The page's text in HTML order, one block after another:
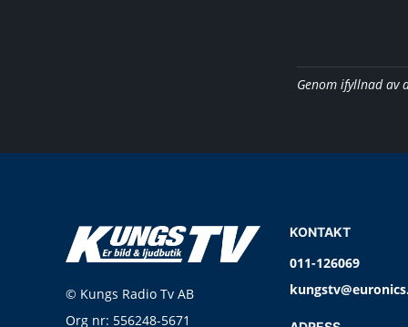
Genom ifyllnad av
© Kungs Radio Tv AB
Org nr: 556248-5671
KONTAKT
011-126069